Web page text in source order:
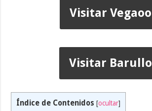
Visitar Vegaoo
Visitar Barullo
Índice de Contenidos [ocultar]